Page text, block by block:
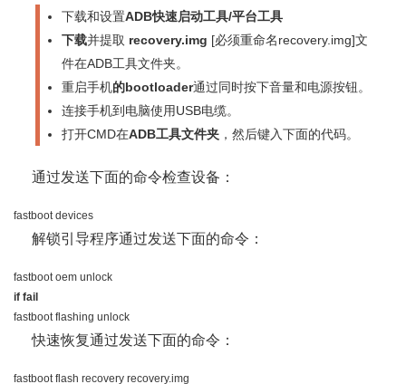
下载和设置ADB快速启动工具/平台工具
下载并提取 recovery.img [必须重命名recovery.img]文
件在ADB工具文件夹。
重启手机的bootloader通过同时按下音量和电源按钮。
连接手机到电脑使用USB电缆。
打开CMD在ADB工具文件夹 ，然后键入下面的代码。
通过发送下面的命令检查设备：
fastboot devices
解锁引导程序通过发送下面的命令：
if fail
fastboot flashing unlock
快速恢复通过发送下面的命令：
fastboot flash recovery recovery.img